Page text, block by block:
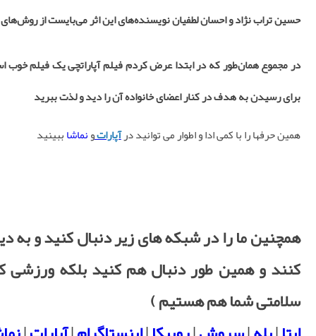
حسین تراب نژاد و احسان لطفیان نویسنده‌های این اثر می‌بایست از
در مجموع همان‌طور که در ابتدا عرض کردم فیلم آپاراتچی یک فیلم خوب
برای رسیدن به هدف در کنار اعضای خانواده آن را دید و لذت ببرید
همین حرفها را با کمی ادا و اطوار می توانید درآپاراتونماشاببینید
همچنین ما را در شبکه های زیر دنبال کنید و به
کنند و همین طور دنبال هم کنید بلکه ورزشی
سلامتی شما هم هستیم )